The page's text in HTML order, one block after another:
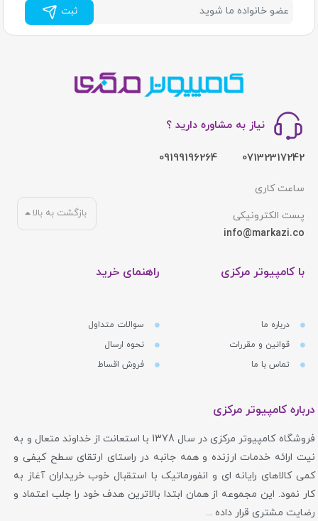
ثبت
نیاز به مشاوره دارید ؟
07132317242
09199196264
ساعت کاری
پست الکترونیکی
info@markazi.co
با کامپیوتر مرکزی
درباره ما
قوانین و مقررات
تماس با ما
راهنمای خرید
سوالات متداول
نحوه ارسال
فروش اقساط
بازگشت به بالا
درباره کامپیوتر مرکزی
فروشگاه کامپیوتر مرکزی در سال 1378 با استعانت از خداوند متعال و به
نیت ارائه خدمات ارزنده و همه جانبه در راستای ارتقای سطح کیفی و
کمی کالاهای رایانه ای و انفورماتیک با استقبال خوب خریداران آغاز به
کار نمود. این مجموعه از همان ابتدا بالاترین هدف خود را جلب اعتماد و
رضایت مشتری قرار داده ...